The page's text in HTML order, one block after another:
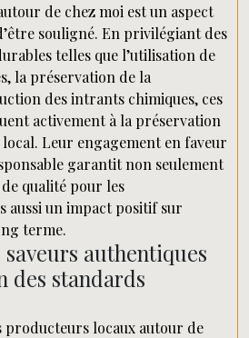
de chez moi est un aspect
souligné. En privilégiant des
telles que l’utilisation de
la préservation de la
des intrants chimiques, ces
activement à la préservation
Leur engagement en faveur
garantit non seulement
qualité pour les
aussi un impact positif sur
terme.
authentiques
des standards
producteurs locaux autour de